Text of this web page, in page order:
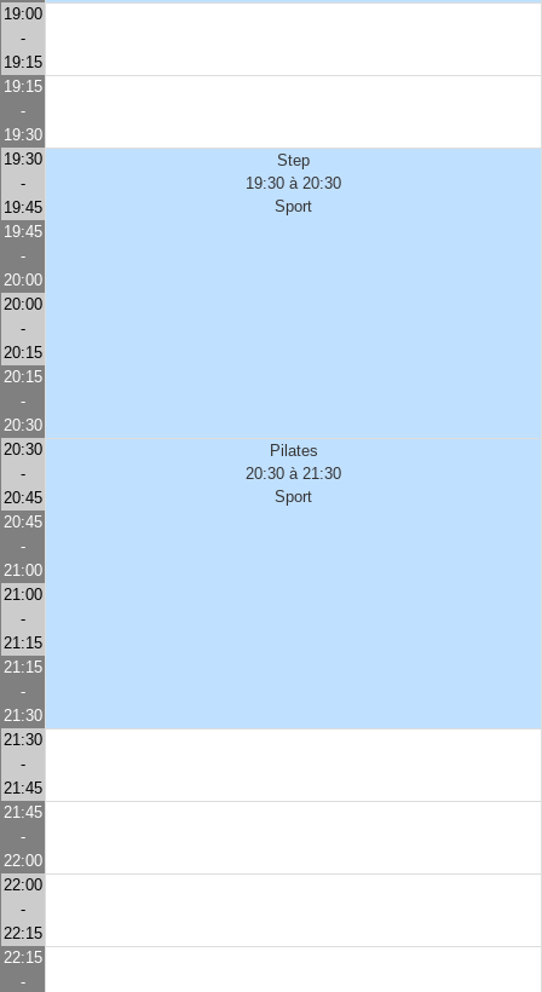
19:00
-
19:15
19:15
-
19:30
19:30
-
19:45
Step
19:30 à 20:30
Sport
19:45
-
20:00
20:00
-
20:15
20:15
-
20:30
20:30
-
20:45
Pilates
20:30 à 21:30
Sport
20:45
-
21:00
21:00
-
21:15
21:15
-
21:30
21:30
-
21:45
21:45
-
22:00
22:00
-
22:15
22:15
-